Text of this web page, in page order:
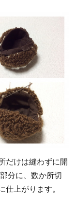
だけは縫わずに開
に、数か所切
仕上がります。